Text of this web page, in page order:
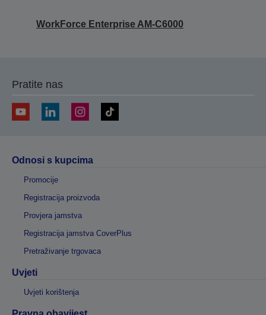
WorkForce Enterprise​ AM-C6000​
Pratite nas
Odnosi s kupcima
Promocije
Registracija proizvoda
Provjera jamstva
Registracija jamstva CoverPlus
Pretraživanje trgovaca
Uvjeti
Uvjeti korištenja